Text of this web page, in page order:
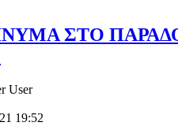
ΣΤΟ
User
19:52